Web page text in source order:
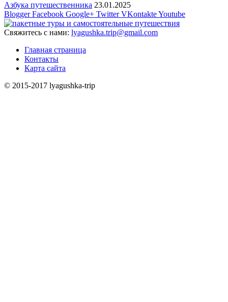
Азбука путешественника 23.01.2025
Blogger Facebook Google+ Twitter VKontakteYoutube
Свяжитесь с нами: lyagushka.trip@gmail.com
Главная страница
Контакты
Карта сайта
© 2015-2017 lyagushka-trip